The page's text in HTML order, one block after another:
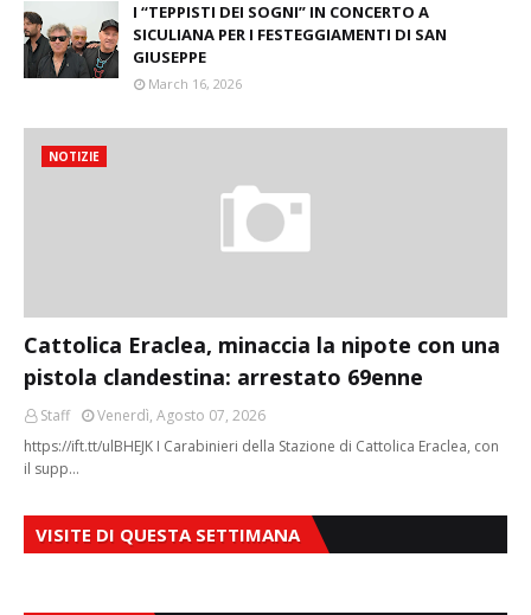
I “TEPPISTI DEI SOGNI” IN CONCERTO A
SICULIANA PER I FESTEGGIAMENTI DI SAN
GIUSEPPE
March 16, 2026
NOTIZIE
Cattolica Eraclea, minaccia la nipote con una
pistola clandestina: arrestato 69enne
Staff
Venerdì, Agosto 07, 2026
https://ift.tt/ulBHEJK I Carabinieri della Stazione di Cattolica Eraclea, con
il supp…
VISITE DI QUESTA SETTIMANA